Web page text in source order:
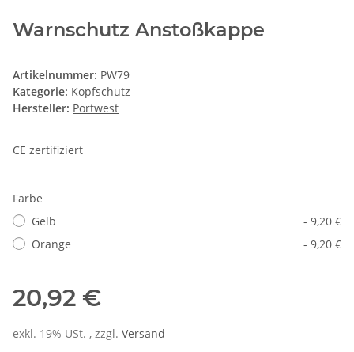
Warnschutz Anstoßkappe
Artikelnummer: PW79
Kategorie: Kopfschutz
Hersteller: Portwest
CE zertifiziert
Farbe
Gelb
- 9,20 €
Orange
- 9,20 €
20,92 €
exkl. 19% USt. , zzgl. Versand